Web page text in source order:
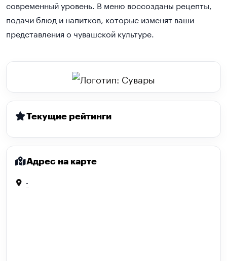
современный уровень. В меню воссозданы рецепты,
подачи блюд и напитков, которые изменят ваши
представления о чувашской культуре.
Текущие рейтинги
Адрес на карте
-